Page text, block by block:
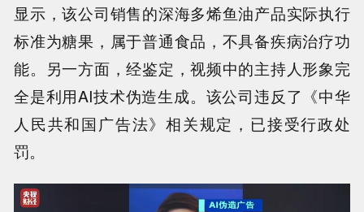
显示，该公司销售的深海多烯鱼油产品实际执行
标准为糖果，属于普通食品，不具备疾病治疗功
能。另一方面，经鉴定，视频中的主持人形象完
全是利用AI技术伪造生成。该公司违反了《中华
人民共和国广告法》相关规定，已接受行政处
罚。